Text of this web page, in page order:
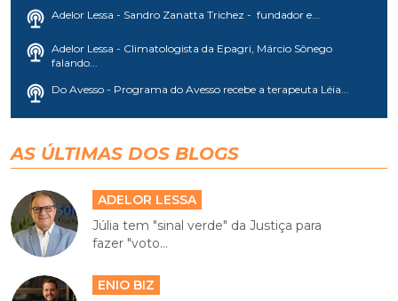
Adelor Lessa - Sandro Zanatta Trichez - fundador e...
Adelor Lessa - Climatologista da Epagri, Márcio Sônego
falando...
Do Avesso - Programa do Avesso recebe a terapeuta Léia...
AS ÚLTIMAS DOS BLOGS
ADELOR LESSA
Júlia tem "sinal verde" da Justiça para
fazer "voto...
ENIO BIZ